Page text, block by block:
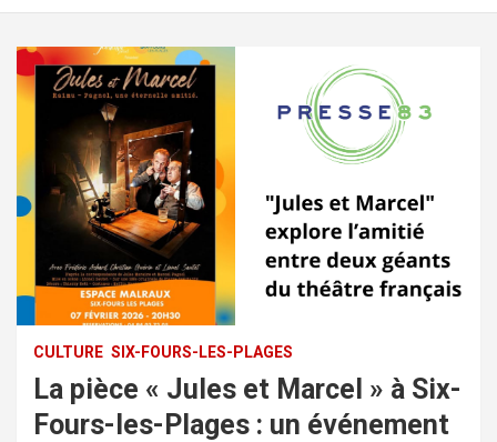
CULTURE SIX-FOURS-LES-PLAGES
La pièce « Jules et Marcel » à Six-
Fours-les-Plages : un événement